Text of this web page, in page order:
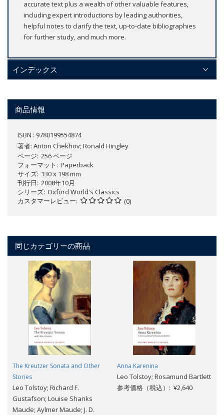
accurate text plus a wealth of other valuable features,
including expert introductions by leading authorities,
helpful notes to clarify the text, up-to-date bibliographies
for further study, and much more.
インデックス
商品情報
ISBN : 9780199554874
著者: Anton Chekhov; Ronald Hingley
ページ 256 ページ
フォーマット
Paperback
サイズ 130 x 198 mm
刊行日 2008年10月
シリーズ Oxford World's Classics
カスタマーレビュー
(0)
同じカテゴリーの商品
The Kreutzer Sonata and Other
Stories
Leo Tolstoy; Richard F.
Gustafson; Louise Shanks
Maude; Aylmer Maude; J. D.
Anna Karenina
Leo Tolstoy; Rosamund Bartlett
参考価格（税込）: ¥2,640